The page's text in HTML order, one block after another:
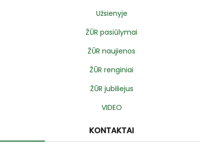
Užsienyje
ŽŪR pasiūlymai
ŽŪR naujienos
ŽŪR renginiai
ŽŪR jubiliejus
VIDEO
KONTAKTAI